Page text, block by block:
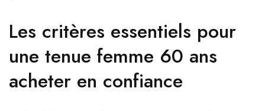
Les critères essentiels pour
une tenue femme 60 ans
acheter en confiance